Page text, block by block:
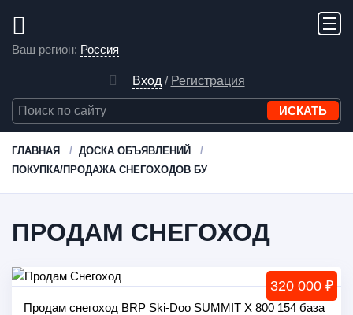
Ваш регион: Россия
Вход / Регистрация
ГЛАВНАЯ
ДОСКА ОБЪЯВЛЕНИЙ
ПОКУПКА/ПРОДАЖА СНЕГОХОДОВ БУ
ПРОДАМ СНЕГОХОД
320 000 ₽
Продам снегоход BRP Ski-Doo SUMMIT X 800 154 база